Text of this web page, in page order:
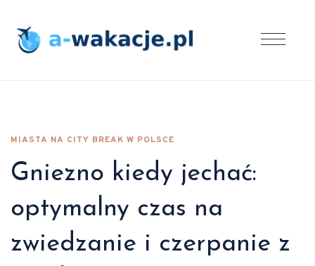
MIASTA NA CITY BREAK W POLSCE
Gniezno kiedy jechać:
optymalny czas na
zwiedzanie i czerpanie z